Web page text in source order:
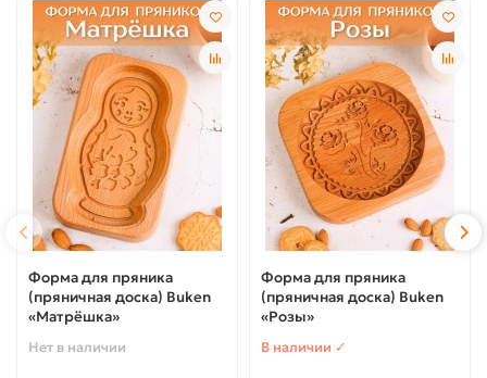
Форма для пряника
(пряничная доска) Buken
«Матрёшка»
Нет в наличии
Форма для пряника
(пряничная доска) Buken
«Розы»
В наличии ✓